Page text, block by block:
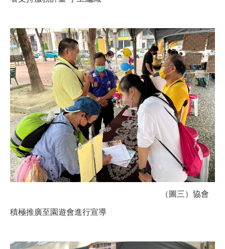
（圖三）協會
積極推廣至園遊會進行宣導